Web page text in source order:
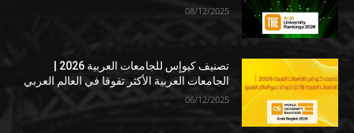
08/12/2025
الجامعات العربية الأكثر تفوقا في العالم العربي
06/12/2025